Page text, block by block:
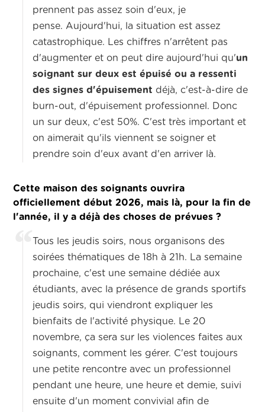
prennent pas assez soin d'eux, je
pense. Aujourd'hui, la situation est assez
catastrophique. Les chiffres n'arrêtent pas
d'augmenter et on peut dire aujourd'hui qu'un
soignant sur deux est épuisé ou a ressenti
des signes d'épuisement déjà, c'est-à-dire de
burn-out, d'épuisement professionnel. Donc
un sur deux, c'est 50%. C'est très important et
on aimerait qu'ils viennent se soigner et
prendre soin d'eux avant d'en arriver là.
Cette maison des soignants ouvrira
officiellement début 2026, mais là, pour la fin de
l'année, il y a déjà des choses de prévues ?
Tous les jeudis soirs, nous organisons des
soirées thématiques de 18h à 21h. La semaine
prochaine, c'est une semaine dédiée aux
étudiants, avec la présence de grands sportifs
jeudis soirs, qui viendront expliquer les
bienfaits de l'activité physique. Le 20
novembre, ça sera sur les violences faites aux
soignants, comment les gérer. C'est toujours
une petite rencontre avec un professionnel
pendant une heure, une heure et demie, suivi
ensuite d'un moment convivial
afin de